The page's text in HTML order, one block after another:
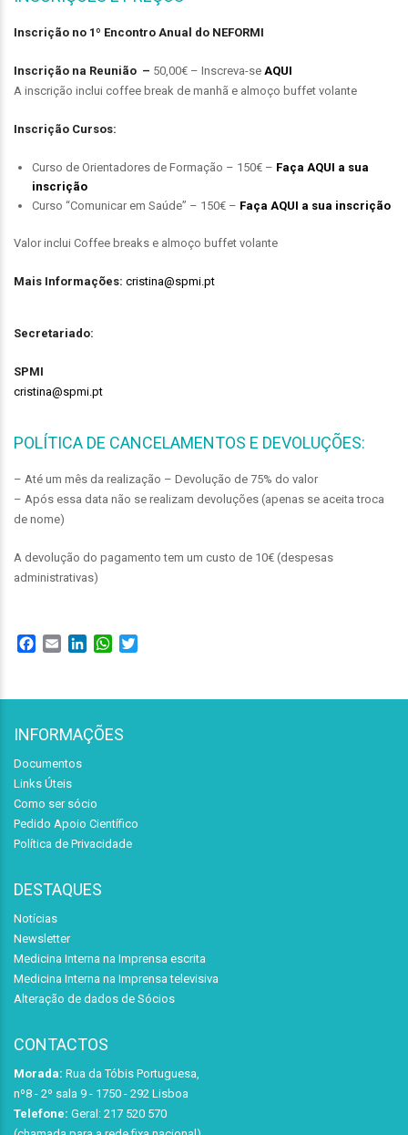
Inscrição no 1º Encontro Anual do NEFORMI
Inscrição na Reunião – 50,00€ – Inscreva-se AQUI
A inscrição inclui coffee break de manhã e almoço buffet volante
Inscrição Cursos:
Curso de Orientadores de Formação – 150€ – Faça AQUI a sua
inscrição
Curso “Comunicar em Saúde” – 150€ – Faça AQUI a sua inscrição
Valor inclui Coffee breaks e almoço buffet volante
Mais Informações: cristina@spmi.pt
Secretariado:
SPMI
cristina@spmi.pt
POLÍTICA DE CANCELAMENTOS E DEVOLUÇÕES:
– Até um mês da realização – Devolução de 75% do valor
– Após essa data não se realizam devoluções (apenas se aceita troca
de nome)
A devolução do pagamento tem um custo de 10€ (despesas
administrativas)
Facebook
Email LinkedInWhatsApp
INFORMAÇÕES
Documentos
Links Úteis
Como ser sócio
Pedido Apoio Científico
Política de Privacidade
DESTAQUES
Notícias
Newsletter
Medicina Interna na Imprensa escrita
Medicina Interna na Imprensa televisiva
Alteração de dados de Sócios
CONTACTOS
Morada: Rua da Tóbis Portuguesa,
nº8 - 2º sala 9 - 1750 - 292 Lisboa
Telefone: Geral: 217 520 570